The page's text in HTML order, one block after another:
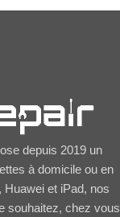
depuis 2019 un
à domicile ou en
Huawei et iPad, nos
souhaitez, chez vous